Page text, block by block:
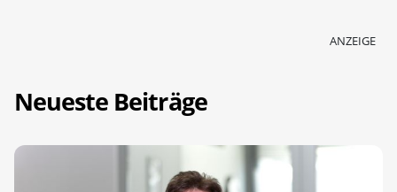
ANZEIGE
Neueste Beiträge